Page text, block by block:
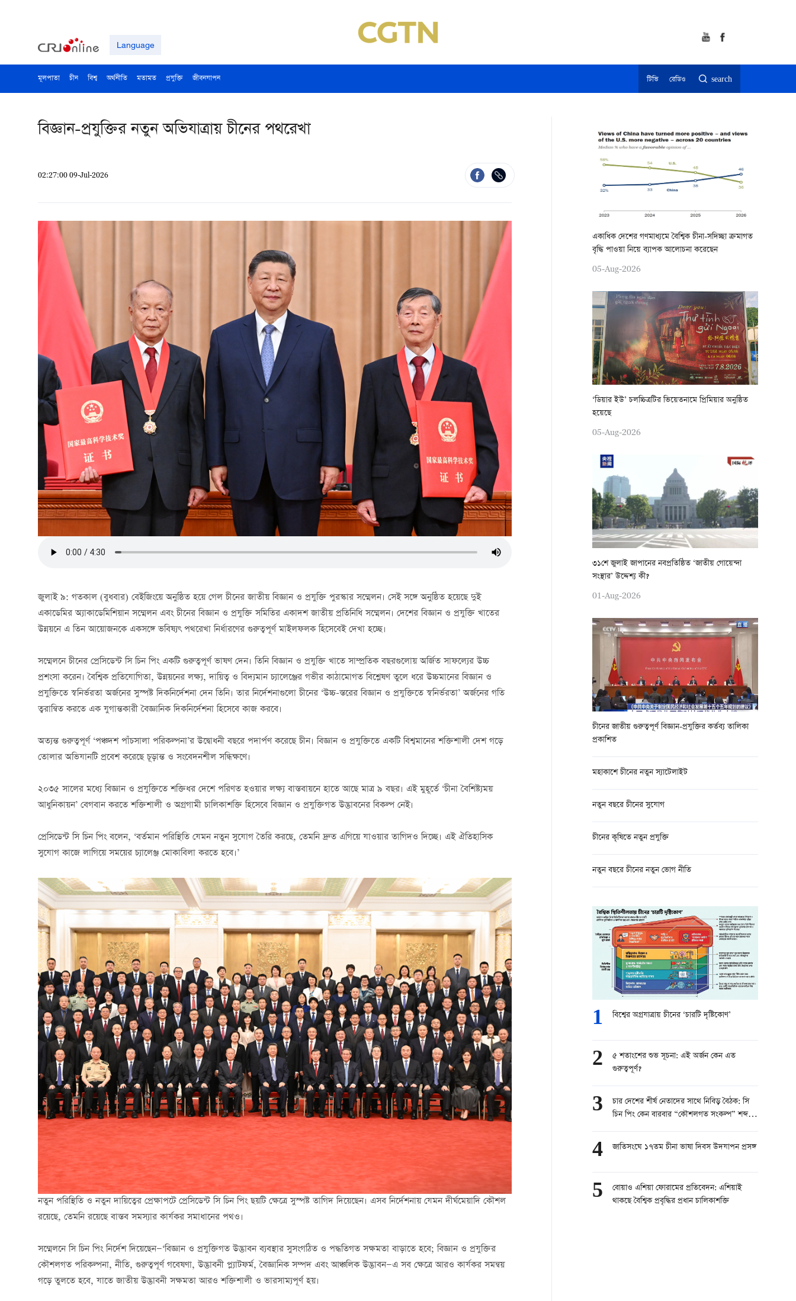
Language
মূলপাতা চীন বিশ্ব অর্থনীতি মতামত প্রযুক্তি জীবনযাপন টিভি রেডিও search
বিজ্ঞান-প্রযুক্তির নতুন অভিযাত্রায় চীনের পথরেখা
02:27:00 09-Jul-2026
জুলাই ৯: গতকাল (বুধবার) বেইজিংয়ে অনুষ্ঠিত হয়ে গেল চীনের জাতীয় বিজ্ঞান ও প্রযুক্তি পুরস্কার সম্মেলন। সেই সঙ্গে অনুষ্ঠিত হয়েছে দুই
একাডেমির অ্যাকাডেমিশিয়ান সম্মেলন এবং চীনের বিজ্ঞান ও প্রযুক্তি সমিতির একাদশ জাতীয় প্রতিনিধি সম্মেলন। দেশের বিজ্ঞান ও প্রযুক্তি খাতের
উন্নয়নে এ তিন আয়োজনকে একসঙ্গে ভবিষ্যৎ পথরেখা নির্ধারণের গুরুত্বপূর্ণ মাইলফলক হিসেবেই দেখা হচ্ছে।
সম্মেলনে চীনের প্রেসিডেন্ট সি চিন পিং একটি গুরুত্বপূর্ণ ভাষণ দেন। তিনি বিজ্ঞান ও প্রযুক্তি খাতে সাম্প্রতিক বছরগুলোয় অর্জিত সাফল্যের উচ্চ
প্রশংসা করেন। বৈশ্বিক প্রতিযোগিতা, উন্নয়নের লক্ষ্য, দায়িত্ব ও বিদ্যমান চ্যালেঞ্জের গভীর কাঠামোগত বিশ্লেষণ তুলে ধরে উচ্চমানের বিজ্ঞান ও
প্রযুক্তিতে স্বনির্ভরতা অর্জনের সুস্পষ্ট দিকনির্দেশনা দেন তিনি। তার নির্দেশনাগুলো চীনের ‘উচ্চ-স্তরের বিজ্ঞান ও প্রযুক্তিতে স্বনির্ভরতা’ অর্জনের গতি
ত্বরান্বিত করতে এক যুগান্তকারী বৈজ্ঞানিক দিকনির্দেশনা হিসেবে কাজ করবে।
অত্যন্ত গুরুত্বপূর্ণ ‘পঞ্চদশ পাঁচসালা পরিকল্পনা’র উদ্বোধনী বছরে পদার্পণ করেছে চীন। বিজ্ঞান ও প্রযুক্তিতে একটি বিশ্বমানের শক্তিশালী দেশ গড়ে
তোলার অভিযানটি প্রবেশ করেছে চূড়ান্ত ও সংবেদনশীল সন্ধিক্ষণে।
২০৩৫ সালের মধ্যে বিজ্ঞান ও প্রযুক্তিতে শক্তিধর দেশে পরিণত হওয়ার লক্ষ্য বাস্তবায়নে হাতে আছে মাত্র ৯ বছর। এই মুহূর্তে ‘চীনা বৈশিষ্ট্যময়
আধুনিকায়ন’ বেগবান করতে শক্তিশালী ও অগ্রগামী চালিকাশক্তি হিসেবে বিজ্ঞান ও প্রযুক্তিগত উদ্ভাবনের বিকল্প নেই।
প্রেসিডেন্ট সি চিন পিং বলেন, ‘বর্তমান পরিস্থিতি যেমন নতুন সুযোগ তৈরি করছে, তেমনি দ্রুত এগিয়ে যাওয়ার তাগিদও দিচ্ছে। এই ঐতিহাসিক
সুযোগ কাজে লাগিয়ে সময়ের চ্যালেঞ্জ মোকাবিলা করতে হবে।’
নতুন পরিস্থিতি ও নতুন দায়িত্বের প্রেক্ষাপটে প্রেসিডেন্ট সি চিন পিং ছয়টি ক্ষেত্রে সুস্পষ্ট তাগিদ দিয়েছেন। এসব নির্দেশনায় যেমন দীর্ঘমেয়াদি কৌশল
রয়েছে, তেমনি রয়েছে বাস্তব সমস্যার কার্যকর সমাধানের পথও।
সম্মেলনে সি চিন পিং নির্দেশ দিয়েছেন—‘বিজ্ঞান ও প্রযুক্তিগত উদ্ভাবন ব্যবস্থার সুসংগঠিত ও পদ্ধতিগত সক্ষমতা বাড়াতে হবে; বিজ্ঞান ও প্রযুক্তির
কৌশলগত পরিকল্পনা, নীতি, গুরুত্বপূর্ণ গবেষণা, উদ্ভাবনী প্ল্যাটফর্ম, বৈজ্ঞানিক সম্পদ এবং আঞ্চলিক উদ্ভাবন—এ সব ক্ষেত্রে আরও কার্যকর সমন্বয়
গড়ে তুলতে হবে, যাতে জাতীয় উদ্ভাবনী সক্ষমতা আরও শক্তিশালী ও ভারসাম্যপূর্ণ হয়।
একাধিক দেশের গণমাধ্যমে বৈশ্বিক চীনা-সদিচ্ছা ক্রমাগত
বৃদ্ধি পাওয়া নিয়ে ব্যাপক আলোচনা করেছেন
05-Aug-2026
‘ডিয়ার ইউ’ চলচ্চিত্রটির ভিয়েতনামে প্রিমিয়ার অনুষ্ঠিত
হয়েছে
05-Aug-2026
৩১শে জুলাই জাপানের নবপ্রতিষ্ঠিত ‘জাতীয় গোয়েন্দা
সংস্থার’ উদ্দেশ্য কী?
01-Aug-2026
চীনের জাতীয় গুরুত্বপূর্ণ বিজ্ঞান-প্রযুক্তির কর্তব্য তালিকা
প্রকাশিত
মহাকাশে চীনের নতুন স্যাটেলাইট
নতুন বছরে চীনের সুযোগ
চীনের কৃষিতে নতুন প্রযুক্তি
নতুন বছরে চীনের নতুন ভোগ নীতি
1 বিশ্বের অগ্রযাত্রায় চীনের ‘চারটি দৃষ্টিকোণ’
2
৫ শতাংশের শুভ সূচনা: এই অর্জন কেন এত
গুরুত্বপূর্ণ?
3
চার দেশের শীর্ষ নেতাদের সাথে নিবিড় বৈঠক: সি
চিন পিং কেন বারবার “কৌশলগত সংকল্প” শব্দটির
4 জাতিসংঘে ১৭তম চীনা ভাষা দিবস উদযাপন প্রসঙ্গ
5
বোয়াও এশিয়া ফোরামের প্রতিবেদন: এশিয়াই
থাকছে বৈশ্বিক প্রবৃদ্ধির প্রধান চালিকাশক্তি